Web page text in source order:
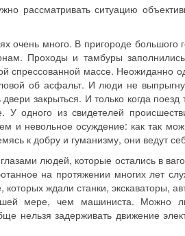
рассматривать ситуацию
очень много. В пригороде большого
Проходы и тамбуры
спрессованной массе. Неожиданно
об асфальт. И люди не
закрыться. И только когда
У одного из свидетелей
и невольное осуждение: как так
к добру и гуманизму, они ведут
людей, которые остались в
на протяжении многих лет
ждали станки, экскаваторы,
мере, чем машиниста. Можно ли
нельзя задерживать движение